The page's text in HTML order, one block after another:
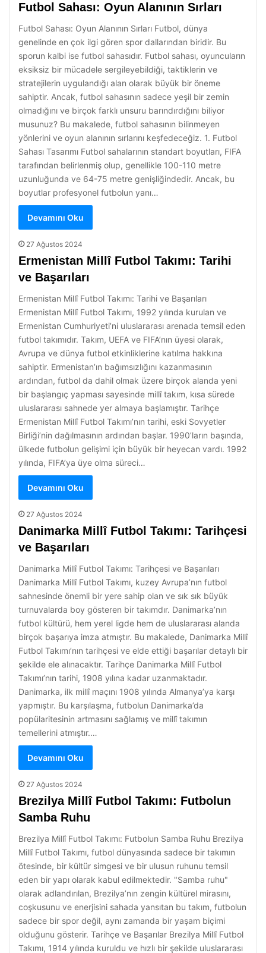
Futbol Sahası: Oyun Alanının Sırları
Futbol Sahası: Oyun Alanının Sırları Futbol, dünya
genelinde en çok ilgi gören spor dallarından biridir. Bu
sporun kalbi ise futbol sahasıdır. Futbol sahası, oyuncuların
eksiksiz bir mücadele sergileyebildiği, taktiklerin ve
stratejilerin uygulandığı alan olarak büyük bir öneme
sahiptir. Ancak, futbol sahasının sadece yeşil bir zemin
olmadığını ve birçok farklı unsuru barındırdığını biliyor
musunuz? Bu makalede, futbol sahasının bilinmeyen
yönlerini ve oyun alanının sırlarını keşfedeceğiz. 1. Futbol
Sahası Tasarımı Futbol sahalarının standart boyutları, FIFA
tarafından belirlenmiş olup, genellikle 100-110 metre
uzunluğunda ve 64-75 metre genişliğindedir. Ancak, bu
boyutlar profesyonel futbolun yanı…
Devamını Oku
27 Ağustos 2024
Ermenistan Millî Futbol Takımı: Tarihi
ve Başarıları
Ermenistan Millî Futbol Takımı: Tarihi ve Başarıları
Ermenistan Millî Futbol Takımı, 1992 yılında kurulan ve
Ermenistan Cumhuriyeti’ni uluslararası arenada temsil eden
futbol takımıdır. Takım, UEFA ve FIFA’nın üyesi olarak,
Avrupa ve dünya futbol etkinliklerine katılma hakkına
sahiptir. Ermenistan’ın bağımsızlığını kazanmasının
ardından, futbol da dahil olmak üzere birçok alanda yeni
bir başlangıç yapması sayesinde millî takım, kısa sürede
uluslararası sahnede yer almaya başlamıştır. Tarihçe
Ermenistan Millî Futbol Takımı’nın tarihi, eski Sovyetler
Birliği’nin dağılmasının ardından başlar. 1990’ların başında,
ülkede futbolun gelişimi için büyük bir heyecan vardı. 1992
yılında, FIFA’ya üye olma süreci…
Devamını Oku
27 Ağustos 2024
Danimarka Millî Futbol Takımı: Tarihçesi
ve Başarıları
Danimarka Millî Futbol Takımı: Tarihçesi ve Başarıları
Danimarka Millî Futbol Takımı, kuzey Avrupa’nın futbol
sahnesinde önemli bir yere sahip olan ve sık sık büyük
turnuvalarda boy gösteren bir takımdır. Danimarka’nın
futbol kültürü, hem yerel ligde hem de uluslararası alanda
birçok başarıya imza atmıştır. Bu makalede, Danimarka Millî
Futbol Takımı’nın tarihçesi ve elde ettiği başarılar detaylı bir
şekilde ele alınacaktır. Tarihçe Danimarka Millî Futbol
Takımı’nın tarihi, 1908 yılına kadar uzanmaktadır.
Danimarka, ilk millî maçını 1908 yılında Almanya’ya karşı
yapmıştır. Bu karşılaşma, futbolun Danimarka’da
popülaritesinin artmasını sağlamış ve millî takımın
temellerini atmıştır.…
Devamını Oku
27 Ağustos 2024
Brezilya Millî Futbol Takımı: Futbolun
Samba Ruhu
Brezilya Millî Futbol Takımı: Futbolun Samba Ruhu Brezilya
Millî Futbol Takımı, futbol dünyasında sadece bir takımın
ötesinde, bir kültür simgesi ve bir ulusun ruhunu temsil
eden bir yapı olarak kabul edilmektedir. "Samba ruhu"
olarak adlandırılan, Brezilya’nın zengin kültürel mirasını,
coşkusunu ve enerjisini sahada yansıtan bu takım, futbolun
sadece bir spor değil, aynı zamanda bir yaşam biçimi
olduğunu gösterir. Tarihçe ve Başarılar Brezilya Millî Futbol
Takımı, 1914 yılında kuruldu ve hızlı bir şekilde uluslararası